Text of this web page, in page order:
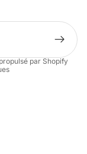
par Shopify